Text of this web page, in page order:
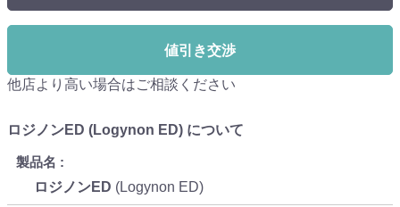
値引き交渉
他店より高い場合はご相談ください
ロジノンED (Logynon ED) について
製品名
ロジノンED (Logynon ED)